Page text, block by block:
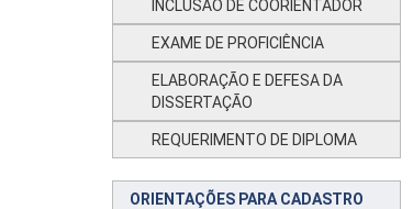
INCLUSÃO DE COORIENTADOR
EXAME DE PROFICIÊNCIA
ELABORAÇÃO E DEFESA DA
DISSERTAÇÃO
REQUERIMENTO DE DIPLOMA
ORIENTAÇÕES PARA CADASTRO